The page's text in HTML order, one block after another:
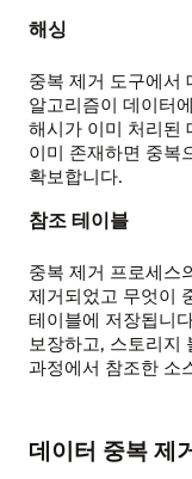
해싱
중복 제거 도구에서
알고리즘이 데이터
해시가 이미 처리된
이미 존재하면 중복
확보합니다.
참조 테이블
중복 제거 프로세스
제거되었고 무엇이
테이블에 저장됩니
보장하고, 스토리지
과정에서 참조한 소
데이터 중복 제